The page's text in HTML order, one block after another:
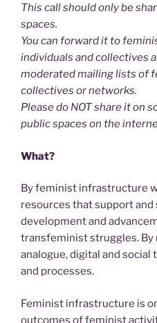
This call should only be
spaces.
You can forward it to
individuals and collectives
moderated mailing lists of
collectives or networks.
Please do NOT share it on
public spaces on the
What?
By feminist infrastructure
resources that support
development and
transfeminist struggles. By
analogue, digital and
and processes.
Feminist infrastructure is
outcomes of feminist